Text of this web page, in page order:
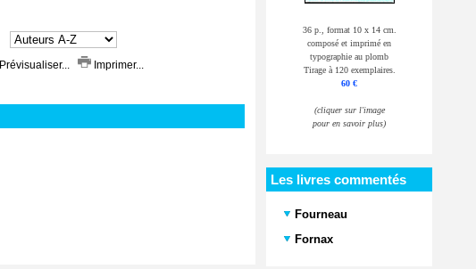
Prévisualiser... Imprimer...
36 p., format 10 x 14 cm.
composé et imprimé en
typographie au plomb
Tirage à 120 exemplaires.
60 €
(cliquer sur l'image
pour en savoir plus)
Les livres commentés
Fourneau
Fornax